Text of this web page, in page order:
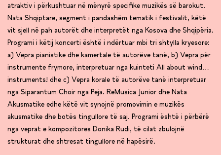
atraktiv i përkushtuar në mënyrë specifike muzikës së barokut.
Nata Shqiptare, segment i pandashëm tematik i festivalit, këtë
vit sjell në pah autorët dhe interpretët nga Kosova dhe Shqipëria.
Programi i këtij koncerti është i ndërtuar mbi tri shtylla kryesore:
a) Vepra pianistike dhe kamertale të autorëve tanë, b) Vepra për
instrumente frymore, interpretuar nga kuinteti All about wind…
instruments! dhe c) Vepra korale të autorëve tanë interpretuar
nga Siparantum Choir nga Peja. ReMusica Junior dhe Nata
Akusmatike edhe këtë vit synojnë promovimin e muzikës
akusmatike dhe botës tingullore të saj. Programi është i përbërë
nga veprat e kompozitores Donika Rudi, të cilat zbulojnë
strukturat dhe shtresat tingullore në hapësirë.